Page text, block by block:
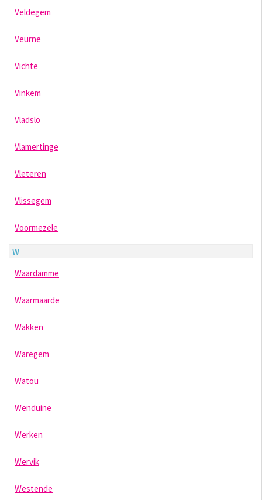
Veldegem
Veurne
Vichte
Vinkem
Vladslo
Vlamertinge
Vleteren
Vlissegem
Voormezele
W
Waardamme
Waarmaarde
Wakken
Waregem
Watou
Wenduine
Werken
Wervik
Westende